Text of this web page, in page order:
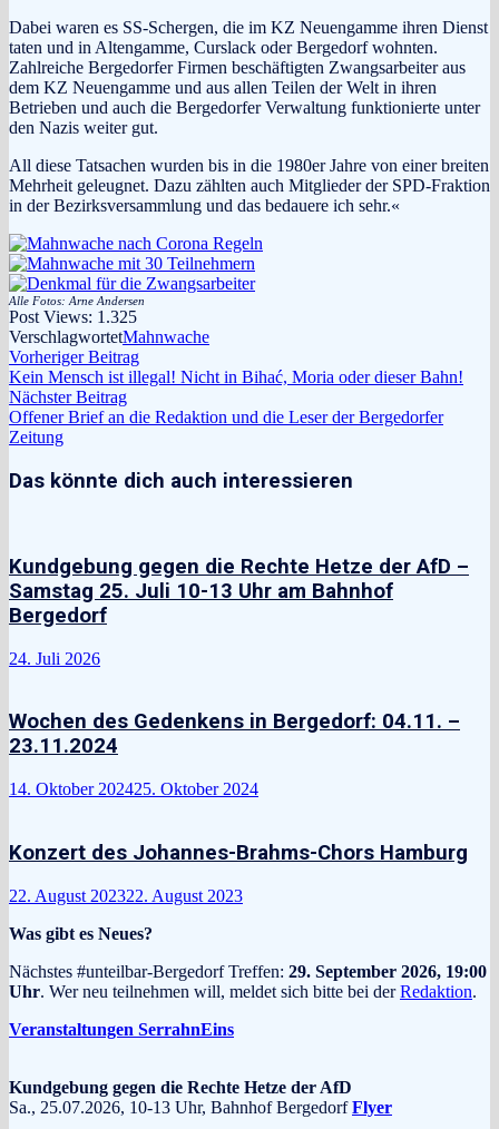
Dabei waren es SS-Schergen, die im KZ Neuengamme ihren Dienst
taten und in Altengamme, Curslack oder Bergedorf wohnten.
Zahlreiche Bergedorfer Firmen beschäftigten Zwangsarbeiter aus
dem KZ Neuengamme und aus allen Teilen der Welt in ihren
Betrieben und auch die Bergedorfer Verwaltung funktionierte unter
den Nazis weiter gut.
All diese Tatsachen wurden bis in die 1980er Jahre von einer breiten
Mehrheit geleugnet. Dazu zählten auch Mitglieder der SPD-Fraktion
in der Bezirksversammlung und das bedauere ich sehr.«
Alle Fotos: Arne Andersen
Post Views: 1.325
VerschlagwortetMahnwache
Beitragsnavigation
Vorheriger BeitragVorheriger
Beitrag:
Kein Mensch ist illegal! Nicht in Bihać, Moria oder dieser Bahn!
Nächster BeitragNächster
Beitrag:
Offener Brief an die Redaktion und die Leser der Bergedorfer
Zeitung
Das könnte dich auch interessieren
Kundgebung gegen die Rechte Hetze der AfD –
Samstag 25. Juli 10-13 Uhr am Bahnhof
Bergedorf
24. Juli 2026
Wochen des Gedenkens in Bergedorf: 04.11. –
23.11.2024
14. Oktober 202425. Oktober 2024
Konzert des Johannes-Brahms-Chors Hamburg
22. August 202322. August 2023
Was gibt es Neues?
Nächstes #unteilbar-Bergedorf Treffen: 29. September 2026, 19:00
Uhr. Wer neu teilnehmen will, meldet sich bitte bei derRedaktion.
Veranstaltungen SerrahnEins
Kundgebung gegen die Rechte Hetze der AfD
Sa., 25.07.2026, 10-13 Uhr, Bahnhof BergedorfFlyer